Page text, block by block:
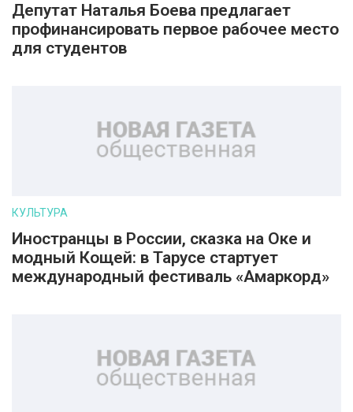
Депутат Наталья Боева предлагает
профинансировать первое рабочее место
для студентов
КУЛЬТУРА
Иностранцы в России, сказка на Оке и
модный Кощей: в Тарусе стартует
международный фестиваль «Амаркорд»